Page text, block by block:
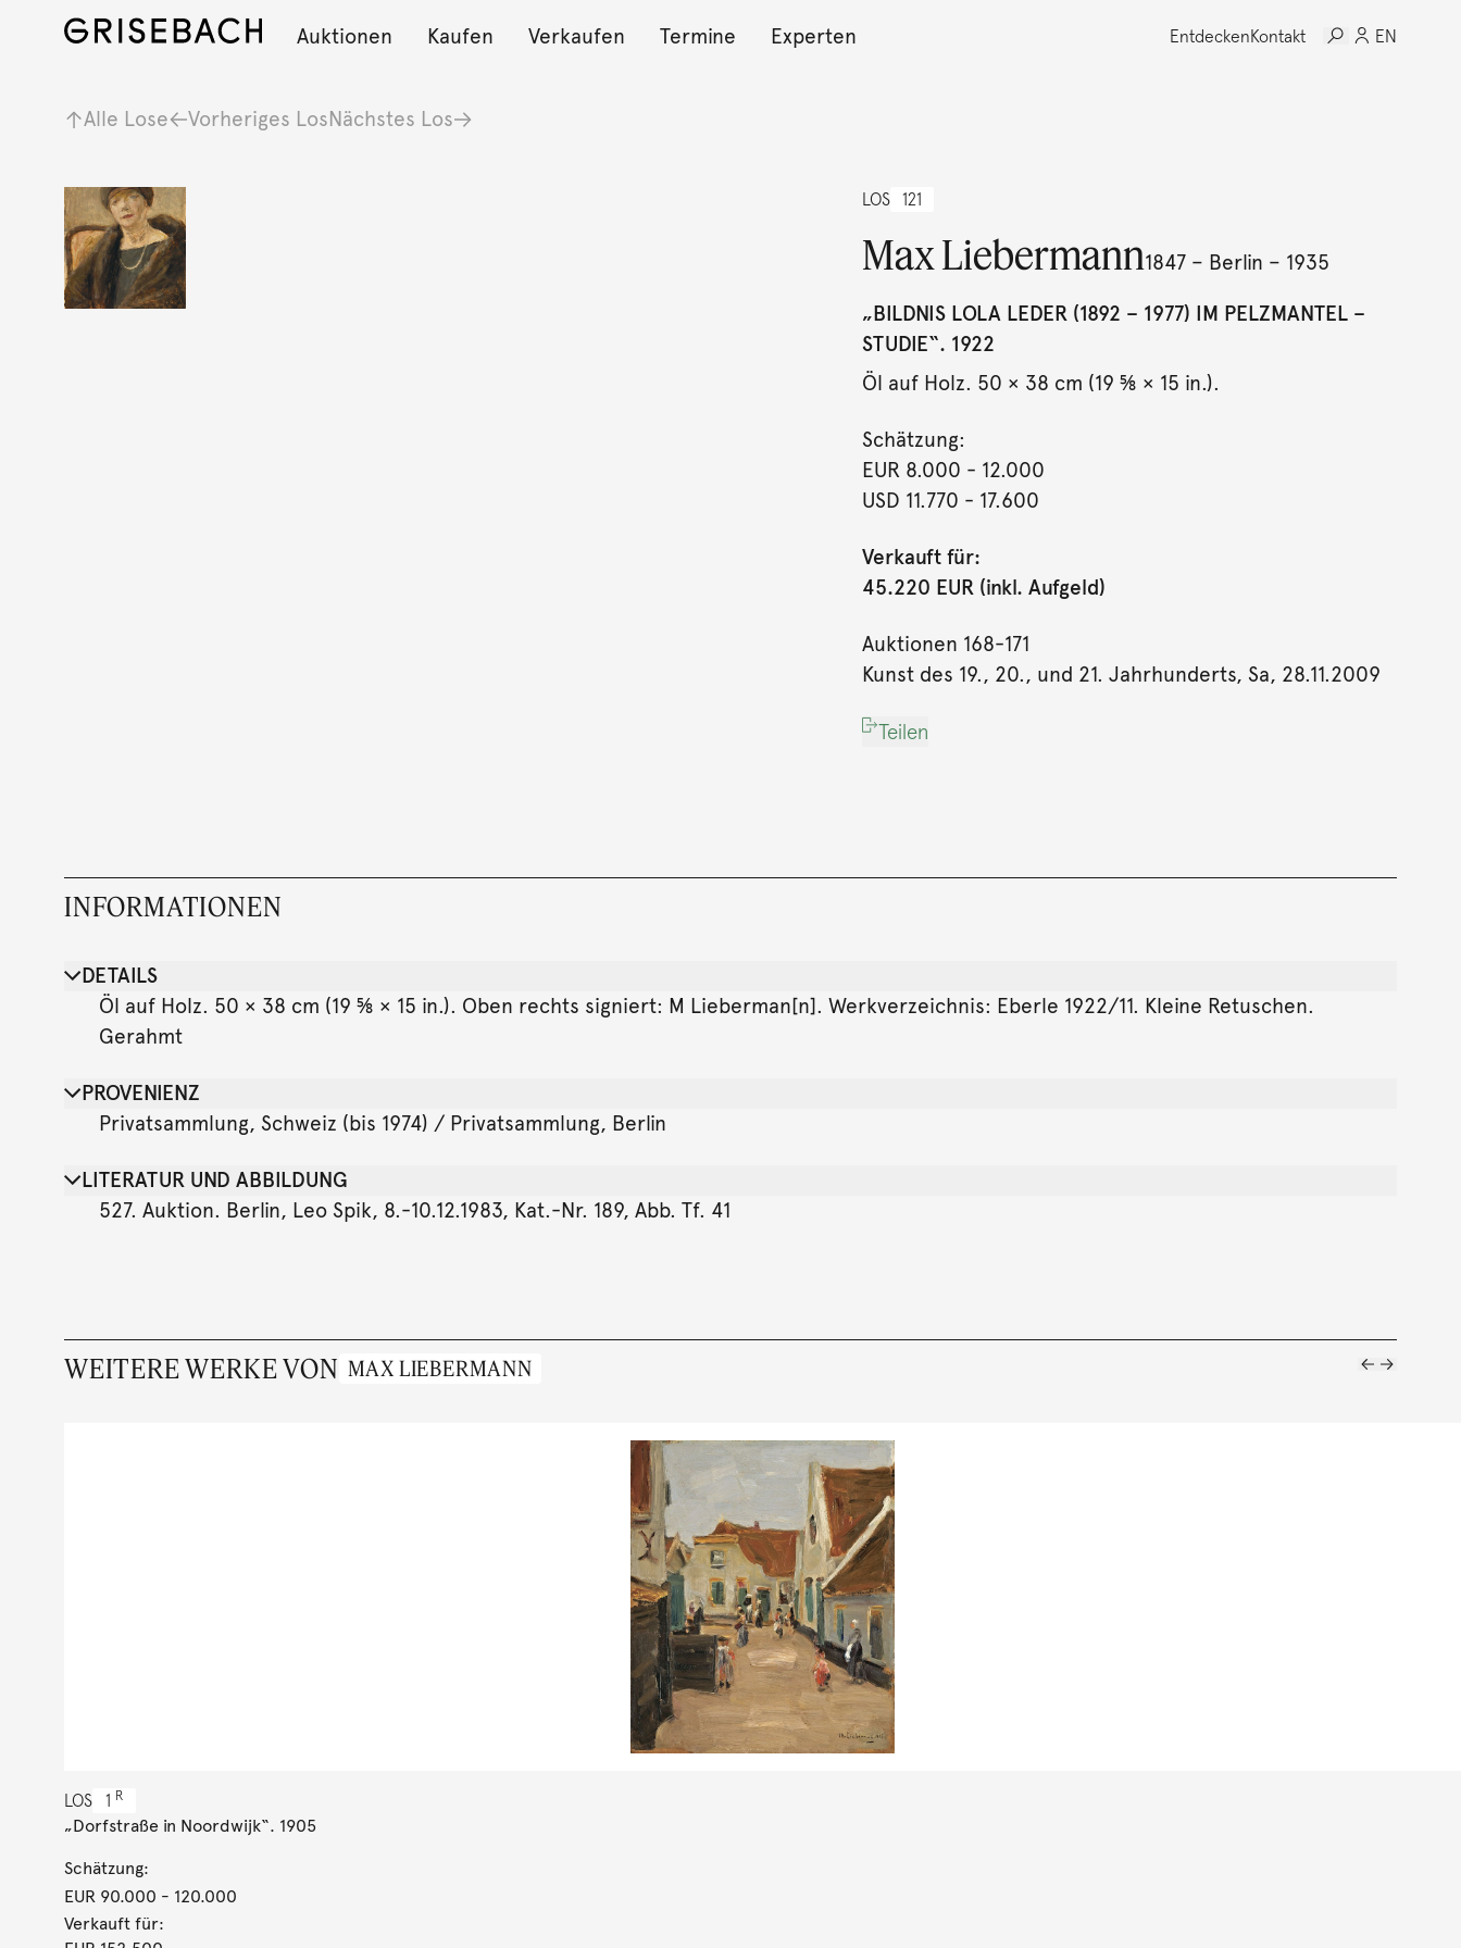
Auktionen Kaufen Verkaufen Termine Experten EntdeckenKontakt EN
Alle Lose Vorheriges LosNächstes Los
LOS 121
Max Liebermann1847 – Berlin – 1935
„BILDNIS LOLA LEDER (1892 – 1977) IM PELZMANTEL –
STUDIE“. 1922
Öl auf Holz. 50 × 38 cm (19 ⅝ × 15 in.).
Schätzung:
EUR 8.000 - 12.000
USD 11.770 - 17.600
Verkauft für:
45.220 EUR (inkl. Aufgeld)
Auktionen 168-171
Kunst des 19., 20., und 21. Jahrhunderts, Sa, 28.11.2009
Teilen
INFORMATIONEN
DETAILS
Öl auf Holz. 50 × 38 cm (19 ⅝ × 15 in.). Oben rechts signiert: M Lieberman[n]. Werkverzeichnis: Eberle 1922/11. Kleine Retuschen.
Gerahmt
PROVENIENZ
Privatsammlung, Schweiz (bis 1974) / Privatsammlung, Berlin
LITERATUR UND ABBILDUNG
527. Auktion. Berlin, Leo Spik, 8.-10.12.1983, Kat.-Nr. 189, Abb. Tf. 41
WEITERE WERKE VON MAX LIEBERMANN
LOS 1 R
„Dorfstraße in Noordwijk“. 1905
Schätzung:
EUR 90.000 - 120.000
Verkauft für: